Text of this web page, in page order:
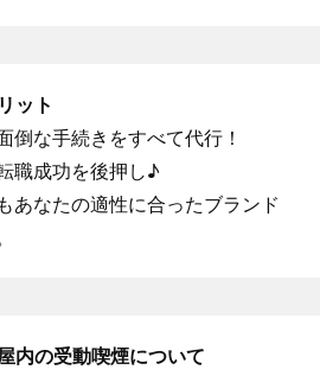
ット
倒な手続きをすべて代行！
職成功を後押し♪
あなたの適性に合ったブランド
内の受動喫煙について